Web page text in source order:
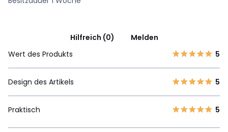
Hilfreich (0)
Melden
Wert des Produkts
5
Design des Artikels 5
Praktisch 5